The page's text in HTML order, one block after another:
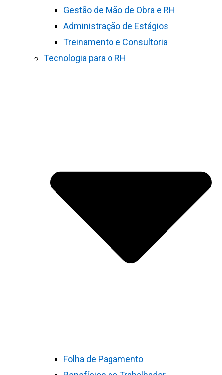
Gestão de Mão de Obra e RH
Administração de Estágios
Treinamento e Consultoria
Tecnologia para o RH
Folha de Pagamento